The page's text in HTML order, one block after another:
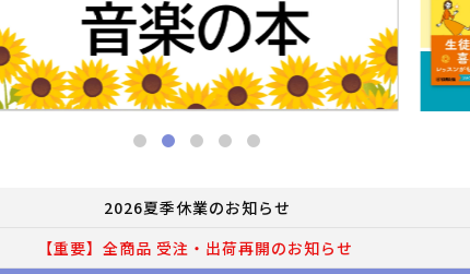
2026夏季休業のお知らせ
【重要】全商品 受注・出荷再開のお知らせ